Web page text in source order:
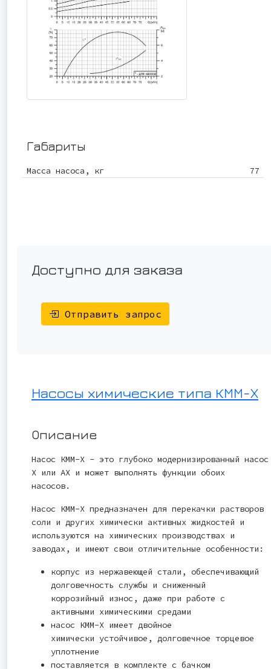
Габариты
Масса насоса, кг 77
Доступно для заказа
Отправить запрос
Насосы химические типа КММ-Х
Описание
Насос КММ-Х - это глубоко модернизированный насос
Х или АХ и может выполнять функции обоих
насосов.
Насос КММ-Х предназначен для перекачки растворов
соли и других химически активных жидкостей и
используются на химических производствах и
заводах, и имеют свои отличительные особенности:
корпус из нержавеющей стали, обеспечивающий
долговечность службы и сниженный
коррозийный износ, даже при работе с
активными химическими средами
насос КММ-Х имеет двойное
химически устойчивое, долговечное торцевое
уплотнение
поставляется в комплекте с бачком